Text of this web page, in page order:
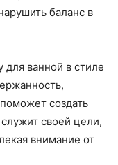
баланс в
для ванной в стиле
создать
своей цели,
внимание от